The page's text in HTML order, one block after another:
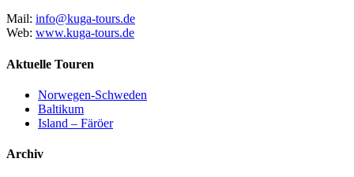
Mail: info@kuga-tours.de
Web: www.kuga-tours.de
Aktuelle Touren
Norwegen-Schweden
Baltikum
Island – Färöer
Archiv